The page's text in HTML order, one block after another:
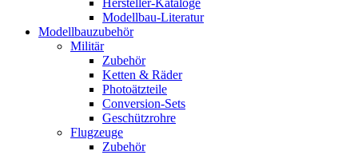
Hersteller-Kataloge
Modellbau-Literatur
Modellbauzubehör
Militär
Zubehör
Ketten & Räder
Photoätzteile
Conversion-Sets
Geschützrohre
Flugzeuge
Zubehör